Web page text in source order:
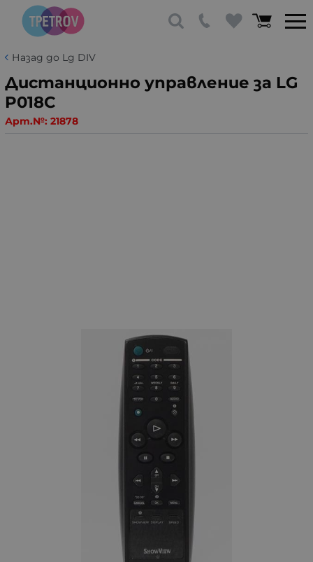
Назад до Lg DIV
Дистанционно управление за LG
P018C
Арт.№: 21878